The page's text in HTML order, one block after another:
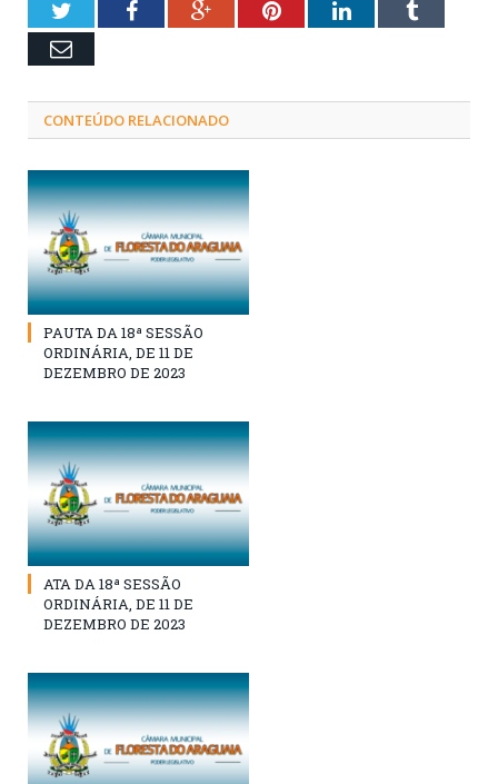
TwitterFacebookGoogle+PinterestLinkedInTumblr
Email
CONTEÚDO RELACIONADO
PAUTA DA 18ª SESSÃO
ORDINÁRIA, DE 11 DE
DEZEMBRO DE 2023
ATA DA 18ª SESSÃO
ORDINÁRIA, DE 11 DE
DEZEMBRO DE 2023